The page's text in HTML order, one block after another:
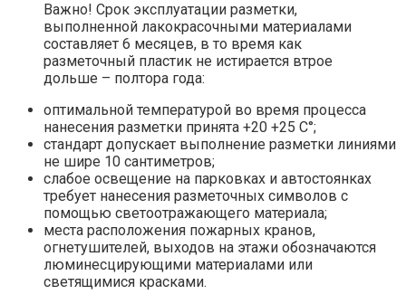
Важно! Срок эксплуатации разметки,
выполненной лакокрасочными материалами
составляет 6 месяцев, в то время как
разметочный пластик не истирается втрое
дольше – полтора года:
оптимальной температурой во время процесса
нанесения разметки принята +20 +25 С°;
стандарт допускает выполнение разметки линиями
не шире 10 сантиметров;
слабое освещение на парковках и автостоянках
требует нанесения разметочных символов с
помощью светоотражающего материала;
места расположения пожарных кранов,
огнетушителей, выходов на этажи обозначаются
люминесцирующими материалами или
светящимися красками.